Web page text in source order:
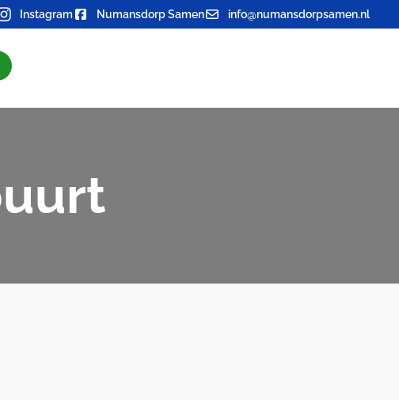
Instagram Numansdorp Samen info@numansdorpsamen.nl